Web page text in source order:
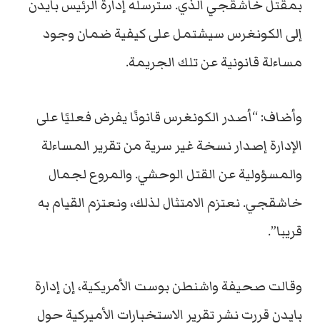
بمقتل خاشقجي الذي. سترسله إدارة الرئيس بايدن
إلى الكونغرس سيشتمل على كيفية ضمان وجود
مساءلة قانونية عن تلك الجريمة.
وأضاف: “أصدر الكونغرس قانونًا يفرض فعليًا على
الإدارة إصدار نسخة غير سرية من تقرير المساءلة
والمسؤولية عن القتل الوحشي. والمروع لجمال
خاشقجي. نعتزم الامتثال لذلك، ونعتزم القيام به
قريبا”.
وقالت صحيفة واشنطن بوست الأمريكية، إن إدارة
بايدن قررت نشر تقرير الاستخبارات الأميركية حول